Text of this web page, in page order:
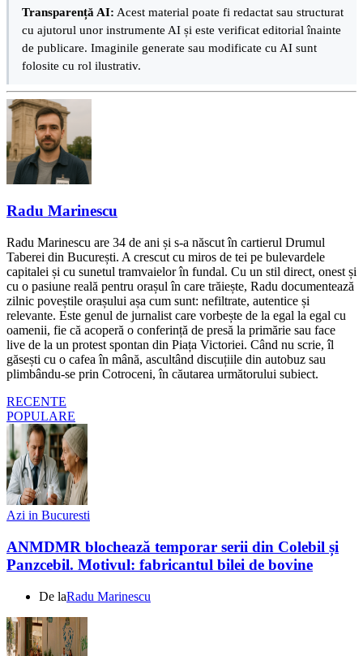
Transparență AI: Acest material poate fi redactat sau structurat
cu ajutorul unor instrumente AI și este verificat editorial înainte
de publicare. Imaginile generate sau modificate cu AI sunt
folosite cu rol ilustrativ.
Radu Marinescu
Radu Marinescu are 34 de ani și s-a născut în cartierul Drumul
Taberei din București. A crescut cu miros de tei pe bulevardele
capitalei și cu sunetul tramvaielor în fundal. Cu un stil direct, onest și
cu o pasiune reală pentru orașul în care trăiește, Radu documentează
zilnic poveștile orașului așa cum sunt: nefiltrate, autentice și
relevante. Este genul de jurnalist care vorbește de la egal la egal cu
oamenii, fie că acoperă o conferință de presă la primărie sau face
live de la un protest spontan din Piața Victoriei. Când nu scrie, îl
găsești cu o cafea în mână, ascultând discuțiile din autobuz sau
plimbându-se prin Cotroceni, în căutarea următorului subiect.
RECENTE
POPULARE
Azi in Bucuresti
ANMDMR blochează temporar serii din Colebil și
Panzcebil. Motivul: fabricantul bilei de bovine
De laRadu Marinescu